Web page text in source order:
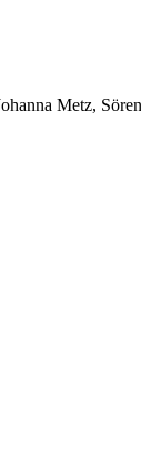
Metz,